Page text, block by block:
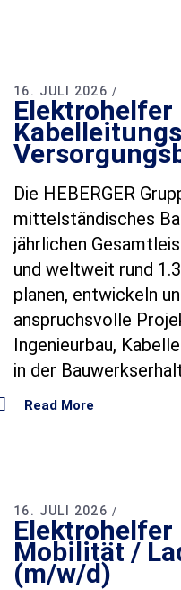
16. JULI 2026
Elektrohelfer
Die HEBERGER
mittelständisches
jährlichen
und weltweit rund
planen, entwickeln
anspruchsvolle
Ingenieurbau,
in der
Read More
16. JULI 2026
Elektrohelfer
Mobilität /
(m/w/d)